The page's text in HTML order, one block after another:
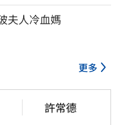
夫人冷血媽
更多
許常德